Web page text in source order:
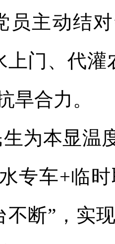
员主动结
上门、代灌
旱合力。
为本显温
专车+临
不断”，实